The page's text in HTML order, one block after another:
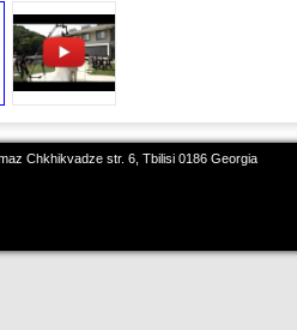
Chkhikvadze str. 6, Tbilisi 0186 Georgia